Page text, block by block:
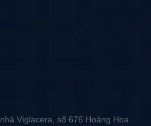
Viglacera, số 676 Hoàng Hoa